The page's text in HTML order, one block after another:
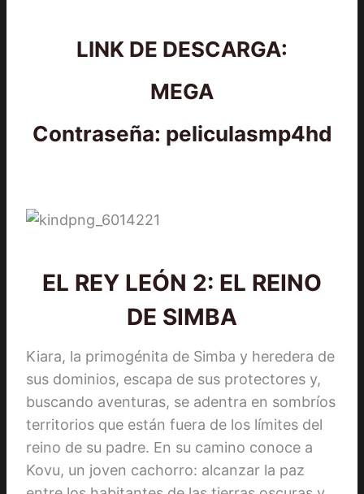
LINK DE DESCARGA:
MEGA
Contraseña: peliculasmp4hd
EL REY LEÓN 2: EL REINO
DE SIMBA
Kiara, la primogénita de Simba y heredera de
sus dominios, escapa de sus protectores y,
buscando aventuras, se adentra en sombríos
territorios que están fuera de los límites del
reino de su padre. En su camino conoce a
Kovu, un joven cachorro: alcanzar la paz